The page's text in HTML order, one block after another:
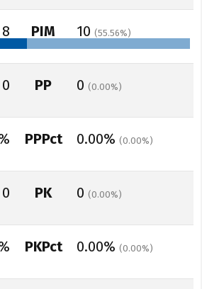
8 PIM 10 55.56
0 PP 0 0.00
PPPct 0.00% 0.00
0 PK 0 0.00
PKPct 0.00% 0.00